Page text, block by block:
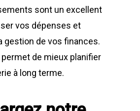
sont un excellent
vos dépenses et
gestion de vos finances.
permet de mieux planifier
à long terme.